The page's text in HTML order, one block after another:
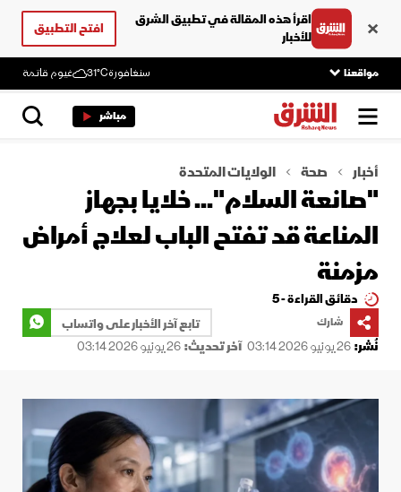
اقرأ هذه المقالة في تطبيق الشرق
للأخبار
افتح التطبيق
مواقعنا سنغافورة31°C غيوم قاتمة
مباشر
أخبار صحة الولايات المتحدة
"صانعة السلام"... خلايا بجهاز
المناعة قد تفتح الباب لعلاج أمراض
مزمنة
دقائق القراءة - 5
شارك
تابع آخر الأخبار على واتساب
نُشر:26 يونيو 2026 03:14 آخر تحديث:26 يونيو 2026 03:14